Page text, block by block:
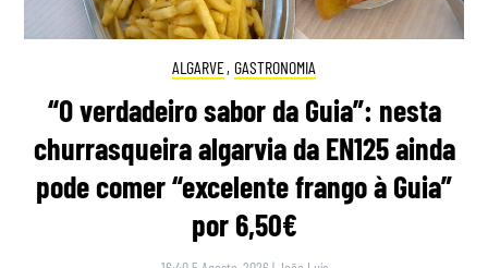
ALGARVE, GASTRONOMIA
“O verdadeiro sabor da Guia”: nesta
churrasqueira algarvia da EN125 ainda
pode comer “excelente frango à Guia”
por 6,50€